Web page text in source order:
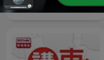
Čestmír Strakatý